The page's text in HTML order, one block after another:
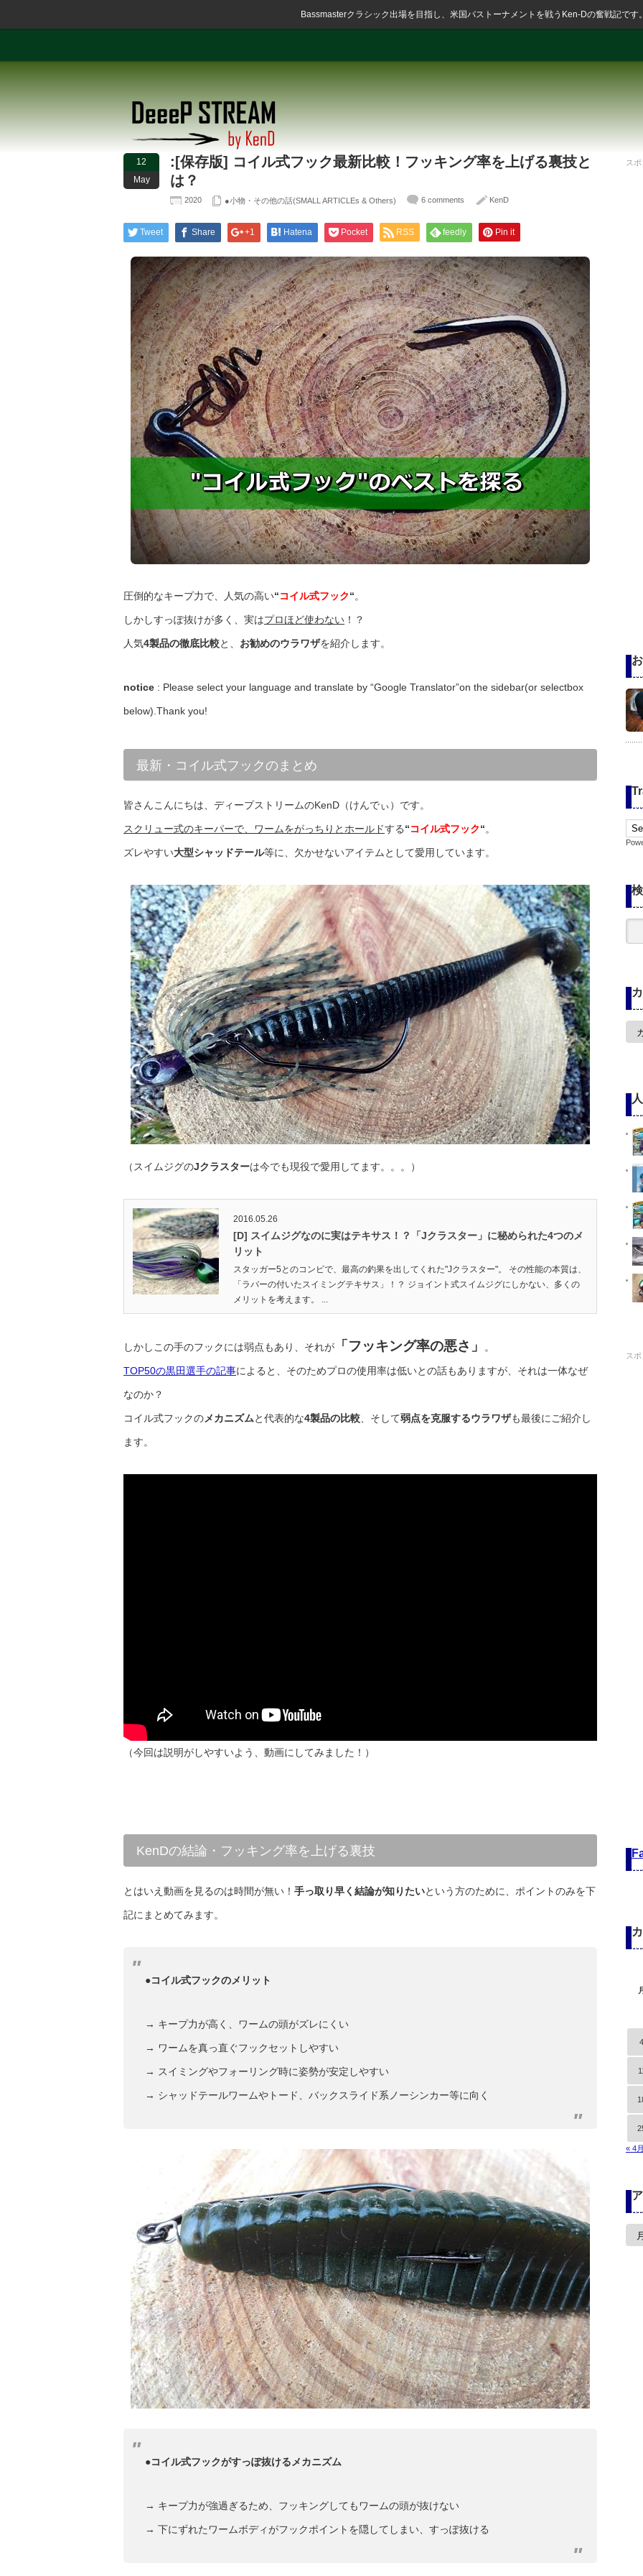
Bassmasterクラシック出場を目指し、米国バストーナメントを戦うKen-Dの奮戦記です
12
May
:[保存版] コイル式フック最新比較！フッキング率を上げる裏技と
は？
2020 ●小物・その他の話(SMALL ARTICLEs & Others) 6 comments KenD
Tweet Share +1 Hatena Pocket RSS feedly Pin it
圧倒的なキープ力で、人気の高い“コイル式フック“。
しかしすっぽ抜けが多く、実はプロほど使わない ！？
人気4製品の徹底比較と、 お勧めのウラワザを紹介します。
notice : Please select your language and translate by “Google Translator”on the sidebar(or selectbox
below).Thank you!
最新・コイル式フックのまとめ
皆さんこんにちは、ディープストリームのKenD（けんでぃ）です。
スクリュー式のキーパーで、ワームをがっちりとホールドする“コイル式フック“。
ズレやすい大型シャッドテール等に、欠かせないアイテムとして愛用しています。
（スイムジグのJクラスターは今でも現役で愛用してます。。。）
2016.05.26
[D] スイムジグなのに実はテキサス！？「Jクラスター」に秘められた4つのメ
リット
スタッガー5とのコンビで、最高の釣果を出してくれた"Jクラスター"。 その性能の本質は、
「ラバーの付いたスイミングテキサス」！？ ジョイント式スイムジグにしかない、多くの
メリットを考えます。 ...
しかしこの手のフックには弱点もあり、それが 「フッキング率の悪さ」 。
TOP50の黒田選手の記事によると、そのためプロの使用率は低いとの話もありますが、それは一体なぜ
なのか？
コイル式フックのメカニズムと代表的な4製品の比較 、そして弱点を克服するウラワザも最後にご紹介し
ます。
（今回は説明がしやすいよう、動画にしてみました！）
KenDの結論・フッキング率を上げる裏技
とはいえ動画を見るのは時間が無い！ 手っ取り早く結論が知りたいという方のために、ポイントのみを下
記にまとめてみます。
●コイル式フックのメリット
→ キープ力が高く、ワームの頭がズレにくい
→ ワームを真っ直ぐフックセットしやすい
→ スイミングやフォーリング時に姿勢が安定しやすい
→ シャッドテールワームやトード、バックスライド系ノーシンカー等に向く
●コイル式フックがすっぽ抜けるメカニズム
→ キープ力が強過ぎるため、フッキングしてもワームの頭が抜けない
→ 下にずれたワームボディがフックポイントを隠してしまい、すっぽ抜ける
ス
カ
ス
4
« 4月
ア